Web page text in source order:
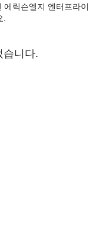
릭슨엘지 엔터프라이
.
니다.